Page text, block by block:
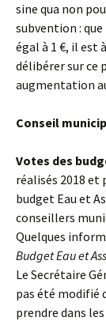
sine qua non
subvention : que
égal à 1 €, il est
délibérer sur ce
augmentation
Conseil
Votes des
réalisés 2018 et
budget Eau et
conseillers
Quelques
Budget Eau et
Le Secrétaire
pas été modifié
prendre dans les